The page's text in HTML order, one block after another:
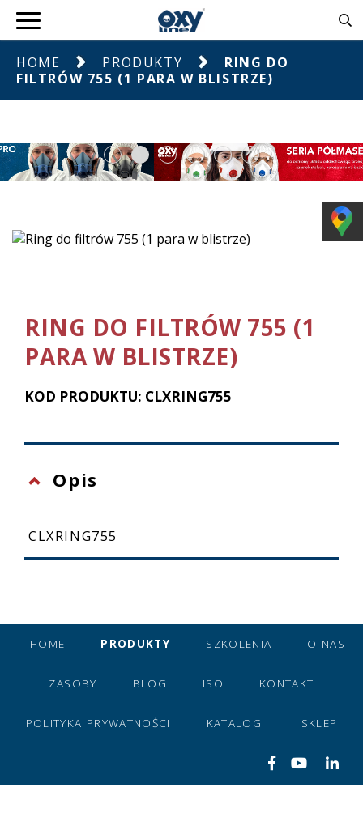
HOME PRODUKTY
RING DO
FILTRÓW 755 (1 PARA W BLISTRZE)
RING DO FILTRÓW 755 (1
PARA W BLISTRZE)
KOD PRODUKTU: CLXRING755
Opis
CLXRING755
HOME PRODUKTY SZKOLENIA O NAS
ZASOBY BLOG ISO KONTAKT
POLITYKA PRYWATNOŚCI KATALOGI SKLEP